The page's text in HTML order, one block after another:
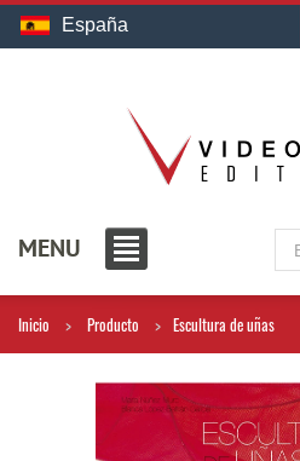
España
MENU
Inicio Producto Escultura de uñas